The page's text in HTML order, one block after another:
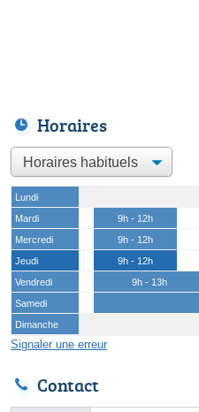
Horaires
Lundi
Mardi
9h - 12h
Mercredi
9h - 12h
Jeudi
9h - 12h
Vendredi
9h - 13h
Samedi
Dimanche
Signaler une erreur
Contact